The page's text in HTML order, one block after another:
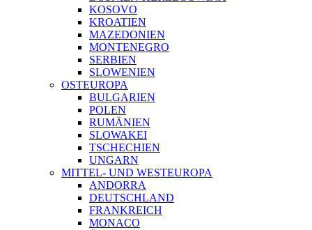
KOSOVO
KROATIEN
MAZEDONIEN
MONTENEGRO
SERBIEN
SLOWENIEN
OSTEUROPA
BULGARIEN
POLEN
RUMÄNIEN
SLOWAKEI
TSCHECHIEN
UNGARN
MITTEL- UND WESTEUROPA
ANDORRA
DEUTSCHLAND
FRANKREICH
MONACO